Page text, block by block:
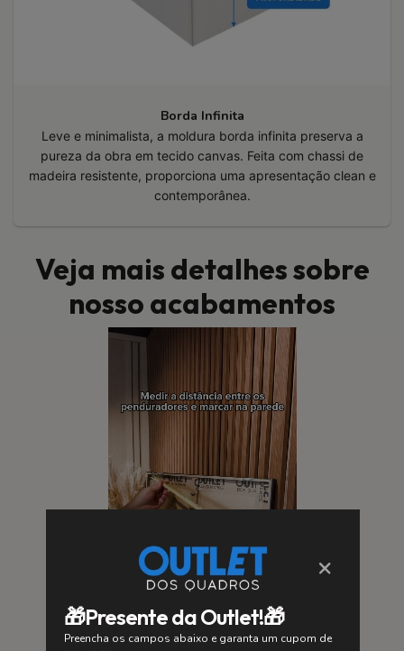
×
🎁Presente da Outlet!🎁
Preencha os campos abaixo e garanta um cupom de
Borda Infinita
Leve e minimalista, a moldura borda infinita preserva a
pureza da obra em tecido canvas. Feita com chassi de
madeira resistente, proporciona uma apresentação clean e
contemporânea.
Veja mais detalhes sobre
nosso acabamentos